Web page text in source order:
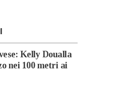
Kelly Doualla
nei 100 metri ai